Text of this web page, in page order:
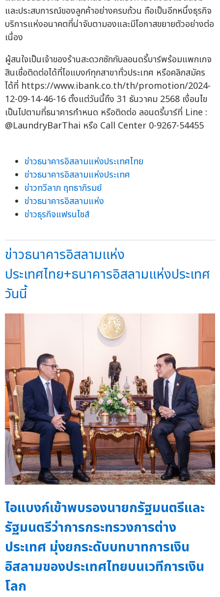
และประสบการณ์ของลูกค้าอย่างครบถ้วน ถือเป็นอีกหนึ่งธุรกิจ
บริการแห่งอนาคตที่น่าจับตามองและมีโอกาสขยายตัวอย่างต่อ
เนื่อง
ผู้สนใจเป็นเจ้าของร้านสะดวกซักกับลอนดรี้บาร์พร้อมแพกเกจ
สินเชื่อติดต่อได้ที่ไอแบงก์ทุกสาขาทั่วประเทศ หรือคลิกสมัคร
ได้ที่ https://www.ibank.co.th/th/promotion/2024-
12-09-14-46-16 ตั้งแต่วันนี้ถึง 31 ธันวาคม 2568 เงื่อนไข
เป็นไปตามที่ธนาคารกำหนด หรือติดต่อ ลอนดรี้บาร์ที่ Line :
@LaundryBarThai หรือ Call Center 0-9267-54455
ข่าวธนาคารอิสลามแห่งประเทศไทย
ข่าวธนาคารอิสลามแห่งประเทศ
ข่าวทวีลาภ ฤทธาภิรมย์
ข่าวธนาคารอิสลามแห่ง
ข่าวธุรกิจแฟรนไชส์
ข่าวธนาคารอิสลามแห่ง
ประเทศไทย+ธนาคารอิสลามแห่งประเทศ
วันนี้
ไอแบงก์เข้าพบรองนายกรัฐมนตรีและ
รัฐมนตรีว่าการกระทรวงการต่าง
ประเทศ มุ่งยกระดับบทบาทการเงิน
อิสลามของประเทศไทยบนเวทีการเงิน
โลก